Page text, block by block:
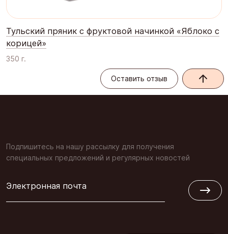
Тульский пряник с фруктовой начинкой «Яблоко с
корицей»
350 г.
Оставить отзыв
Подпишитесь на нашу рассылку для получения
специальных предложений и регулярных новостей
Электронная почта